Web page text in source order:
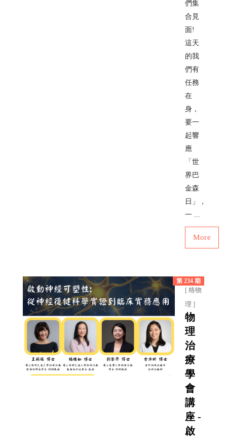
們集
合見
面!
這天
的我
們有
任務
在
身，
要一
起響
應
「世
界巴
金森
日」，
一 ...
More
第 234 期
[ 格物
理 ]
物
理
治
療
學
會
講
座 -
啟